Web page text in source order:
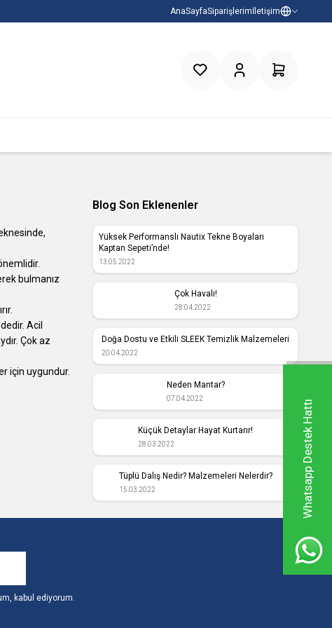
Whatsapp Destek Hattı
AnaSayfaSiparişlerimİletişim
FavorilerimHesabım Sepetim
bulmanız
Acil
Çok az
için uygundur.
Blog Son Eklenenler
Yüksek Performanslı Nautix Tekne Boyaları
Kaptan Sepeti’nde!
13.05.2022
Çok Havalı!
28.04.2022
Doğa Dostu ve Etkili SLEEK Temizlik Malzemeleri
20.04.2022
Neden Mantar?
07.04.2022
Küçük Detaylar Hayat Kurtarır!
28.03.2022
Tüplü Dalış Nedir? Malzemeleri Nelerdir?
15.03.2022
kabul ediyorum.